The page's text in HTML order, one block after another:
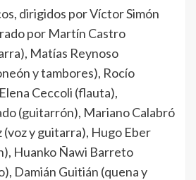
dirigidos por Víctor Simón
por Martín Castro
Matías Reynoso
y tambores), Rocío
Ceccoli (flauta),
(guitarrón), Mariano Calabró
(voz y guitarra), Hugo Eber
Huanko Ñawi Barreto
Damián Guitián (quena y